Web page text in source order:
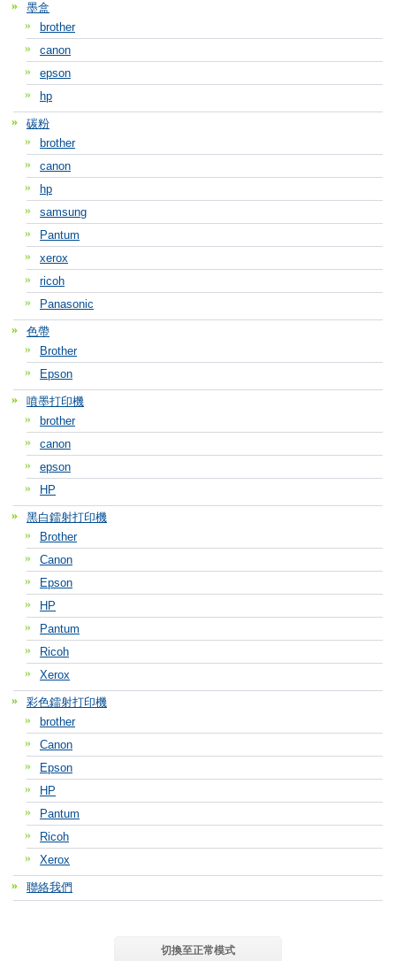
墨盒
brother
canon
epson
hp
碳粉
brother
canon
hp
samsung
Pantum
xerox
ricoh
Panasonic
色帶
Brother
Epson
噴墨打印機
brother
canon
epson
HP
黑白鐳射打印機
Brother
Canon
Epson
HP
Pantum
Ricoh
Xerox
彩色鐳射打印機
brother
Canon
Epson
HP
Pantum
Ricoh
Xerox
聯絡我們
切換至正常模式